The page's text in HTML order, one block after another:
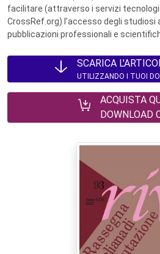
facilitare (attraverso i servizi
CrossRef.org) l’accesso degli studiosi
pubblicazioni professionali e
SCARICA
UTILIZZANDO I TUOI
ACQUISTA
DOWNLOAD